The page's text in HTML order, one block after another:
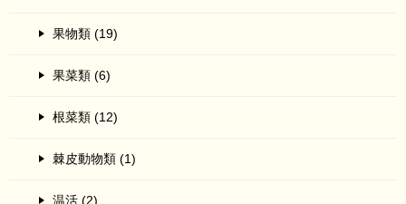
果物類 (19)
果菜類 (6)
根菜類 (12)
棘皮動物類 (1)
温活 (2)